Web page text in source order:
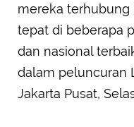
mereka terhubung
tepat di beberapa
dan nasional
dalam peluncuran
Jakarta Pusat,